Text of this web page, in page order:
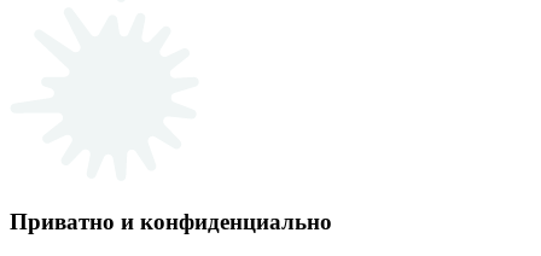
Приватно и конфиденциально